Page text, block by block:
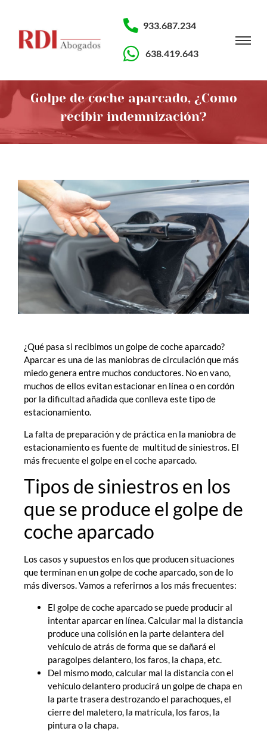
933.687.234
638.419.643
Golpe de coche aparcado, ¿Como
recibir indemnización?
¿Qué pasa si recibimos un golpe de coche aparcado?
Aparcar es una de las maniobras de circulación que más
miedo genera entre muchos conductores. No en vano,
muchos de ellos evitan estacionar en línea o en cordón
por la dificultad añadida que conlleva este tipo de
estacionamiento.
La falta de preparación y de práctica en la maniobra de
estacionamiento es fuente de multitud de siniestros. El
más frecuente el golpe en el coche aparcado.
Tipos de siniestros en los
que se produce el golpe de
coche aparcado
Los casos y supuestos en los que producen situaciones
que terminan en un golpe de coche aparcado, son de lo
más diversos. Vamos a referirnos a los más frecuentes:
El golpe de coche aparcado se puede producir al
intentar aparcar en línea. Calcular mal la distancia
produce una colisión en la parte delantera del
vehículo de atrás de forma que se dañará el
paragolpes delantero, los faros, la chapa, etc.
Del mismo modo, calcular mal la distancia con el
vehículo delantero producirá un golpe de chapa en
la parte trasera destrozando el parachoques, el
cierre del maletero, la matrícula, los faros, la
pintura o la chapa.